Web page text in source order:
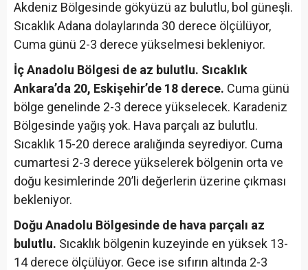
Akdeniz Bölgesinde gökyüzü az bulutlu, bol güneşli.
Sıcaklık Adana dolaylarında 30 derece ölçülüyor,
Cuma günü 2-3 derece yükselmesi bekleniyor.
İç Anadolu Bölgesi de az bulutlu. Sıcaklık
Ankara’da 20, Eskişehir’de 18 derece. Cuma günü
bölge genelinde 2-3 derece yükselecek. Karadeniz
Bölgesinde yağış yok. Hava parçalı az bulutlu.
Sıcaklık 15-20 derece aralığında seyrediyor. Cuma
cumartesi 2-3 derece yükselerek bölgenin orta ve
doğu kesimlerinde 20’li değerlerin üzerine çıkması
bekleniyor.
Doğu Anadolu Bölgesinde de hava parçalı az
bulutlu. Sıcaklık bölgenin kuzeyinde en yüksek 13-
14 derece ölçülüyor. Gece ise sıfırın altında 2-3